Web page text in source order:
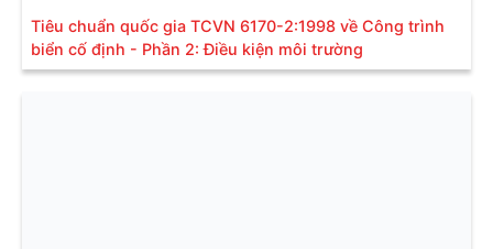
Tiêu chuẩn quốc gia TCVN 6170-2:1998 về Công trình
biển cố định - Phần 2: Điều kiện môi trường